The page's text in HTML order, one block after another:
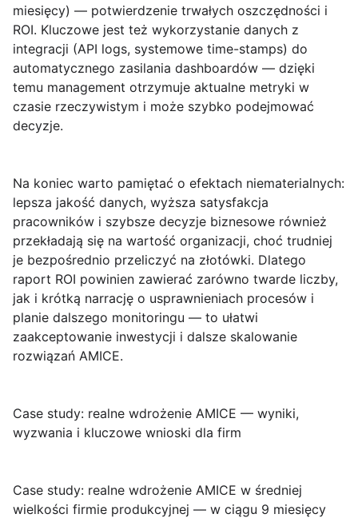
miesięcy) — potwierdzenie trwałych oszczędności i
ROI. Kluczowe jest też wykorzystanie danych z
integracji (API logs, systemowe time-stamps) do
automatycznego zasilania dashboardów — dzięki
temu management otrzymuje aktualne metryki w
czasie rzeczywistym i może szybko podejmować
decyzje.
Na koniec warto pamiętać o efektach niematerialnych:
lepsza jakość danych, wyższa satysfakcja
pracowników i szybsze decyzje biznesowe również
przekładają się na wartość organizacji, choć trudniej
je bezpośrednio przeliczyć na złotówki. Dlatego
raport ROI powinien zawierać zarówno twarde liczby,
jak i krótką narrację o usprawnieniach procesów i
planie dalszego monitoringu — to ułatwi
zaakceptowanie inwestycji i dalsze skalowanie
rozwiązań AMICE.
Case study: realne wdrożenie AMICE — wyniki,
wyzwania i kluczowe wnioski dla firm
Case study: realne wdrożenie AMICE w średniej
wielkości firmie produkcyjnej — w ciągu 9 miesięcy